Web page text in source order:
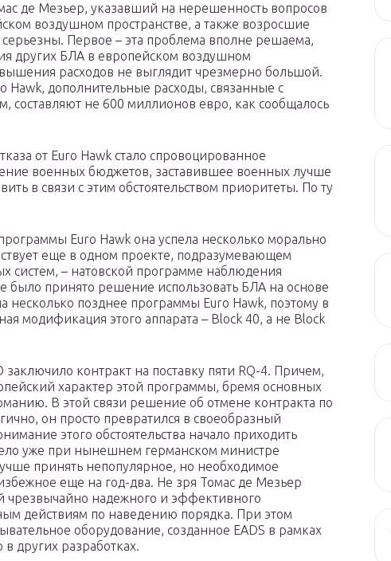
де Мезьер, указавший на нерешенность вопросов
воздушном пространстве, а также возросшие
Первое – эта проблема вполне решаема,
других БЛА в европейском воздушном
расходов не выглядит чрезмерно большой.
Hawk, дополнительные расходы, связанные с
составляют не 600 миллионов евро, как сообщалось
от Euro Hawk стало спровоцированное
военных бюджетов, заставившее военных лучше
в связи с этим обстоятельством приоритеты. По ту
Euro Hawk она успела несколько морально
еще в одном проекте, подразумевающем
систем, – натовской программе наблюдения
было принято решение использовать БЛА на основе
несколько позднее программы Euro Hawk, поэтому в
модификация этого аппарата – Block 40, а не Block
контракт на поставку пяти RQ-4. Причем,
характер этой программы, бремя основных
В этой связи решение об отмене контракта по
он просто превратился в своеобразный
этого обстоятельства начало приходить
уже при нынешнем германском министре
принять непопулярное, но необходимое
еще на год-два. Не зря Томас де Мезьер
чрезвычайно надежного и эффективного
действиям по наведению порядка. При этом
оборудование, созданное EADS в рамках
в других разработках.